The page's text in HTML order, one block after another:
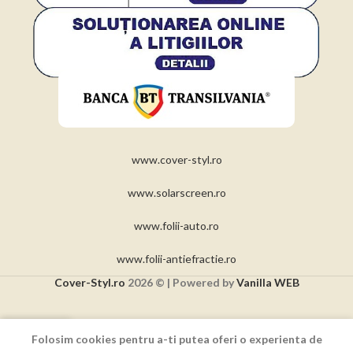
www.cover-styl.ro
www.solarscreen.ro
www.folii-auto.ro
www.folii-antiefractie.ro
Cover-Styl.ro 2026 © | Powered byVanilla WEB
Folosim cookies pentru a-ti putea oferi o experienta de